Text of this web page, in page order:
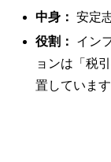
中身： 安定
役割：
イン
ョンは「税
置しています